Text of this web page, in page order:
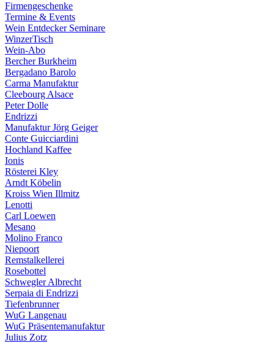
Firmengeschenke
Termine & Events
Wein Entdecker Seminare
WinzerTisch
Wein-Abo
Bercher Burkheim
Bergadano Barolo
Carma Manufaktur
Cleebourg Alsace
Peter Dolle
Endrizzi
Manufaktur Jörg Geiger
Conte Guicciardini
Hochland Kaffee
Ionis
Rösterei Kley
Arndt Köbelin
Kroiss Wien Illmitz
Lenotti
Carl Loewen
Mesano
Molino Franco
Niepoort
Remstalkellerei
Rosebottel
Schwegler Albrecht
Serpaia di Endrizzi
Tiefenbrunner
WuG Langenau
WuG Präsentemanufaktur
Julius Zotz